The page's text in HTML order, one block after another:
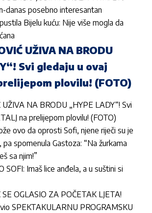
danas posebno interesantan
Bijelu kuću: Nije više mogla da
UŽIVA NA BRODU
Svi gledaju u ovaj
plovilu! (FOTO)
NA BRODU „HYPE LADY“! Svi
na prelijepom plovilu! (FOTO)
ovo da oprosti Sofi, njene riječi su je
spomenula Gastoza: “Na žurkama
sa njim!”
SOFI: Imaš lice anđela, a u suštini si
OGLASIO ZA POČETAK LJETA!
SPEKTAKULARNU PROGRAMSKU